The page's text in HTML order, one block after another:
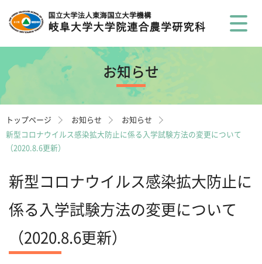
お知らせ
トップページ お知らせ
お知らせ
新型コロナウイルス感染拡大防止に係る入学試験方法の変更について
（2020.8.6更新）
新型コロナウイルス感染拡大防止に
係る入学試験方法の変更について
（2020.8.6更新）